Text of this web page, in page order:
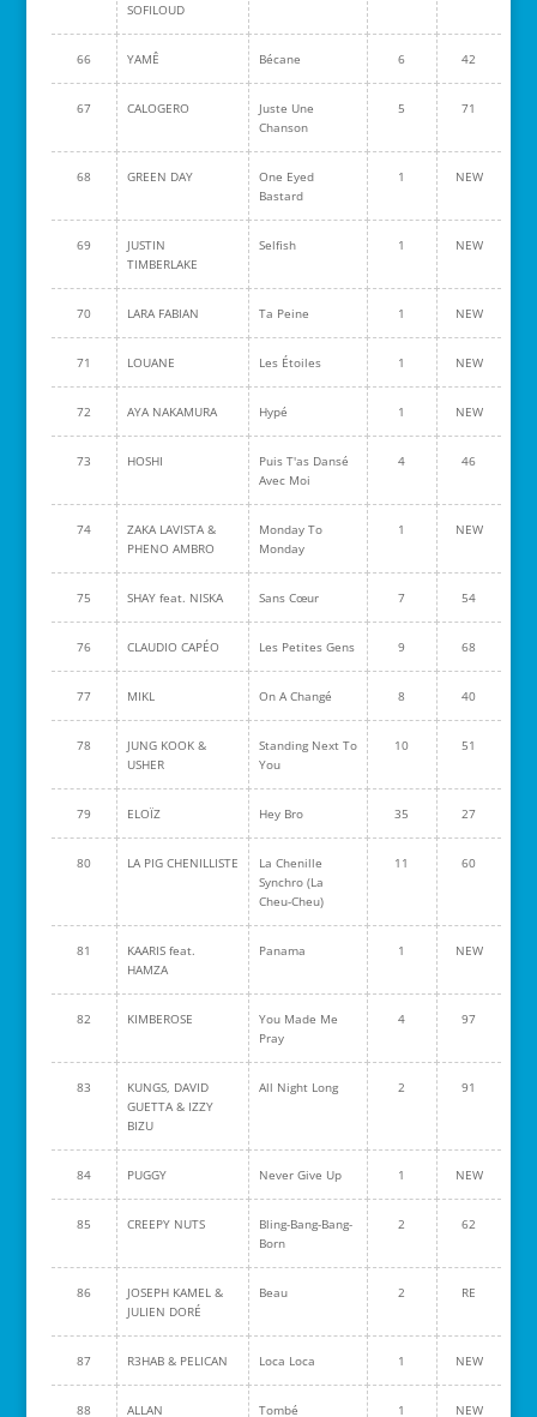
SOFILOUD
66 YAMÊ Bécane 6 42
67 CALOGERO
Juste Une
Chanson
5 71
68 GREEN DAY
One Eyed
Bastard
1 NEW
69
JUSTIN
TIMBERLAKE
Selfish 1 NEW
70 LARA FABIAN Ta Peine 1 NEW
71 LOUANE Les Étoiles 1 NEW
72 AYA NAKAMURA Hypé 1 NEW
73 HOSHI
Puis T'as Dansé
Avec Moi
4 46
74
ZAKA LAVISTA &
PHENO AMBRO
Monday To
Monday
1 NEW
75 SHAY feat. NISKA Sans Cœur 7 54
76 CLAUDIO CAPÉO Les Petites Gens 9 68
77 MIKL On A Changé 8 40
78
JUNG KOOK &
USHER
Standing Next To
You
10 51
79 ELOÏZ Hey Bro 35 27
80 LA PIG CHENILLISTE
La Chenille
Synchro (La
Cheu-Cheu)
11 60
81
KAARIS feat.
HAMZA
Panama 1 NEW
82 KIMBEROSE
You Made Me
Pray
4 97
83
KUNGS, DAVID
GUETTA & IZZY
BIZU
All Night Long 2 91
84 PUGGY Never Give Up 1 NEW
85 CREEPY NUTS
Bling-Bang-Bang-
Born
2 62
86
JOSEPH KAMEL &
JULIEN DORÉ
Beau 2 RE
87 R3HAB & PELICAN Loca Loca 1 NEW
88 ALLAN Tombé 1 NEW